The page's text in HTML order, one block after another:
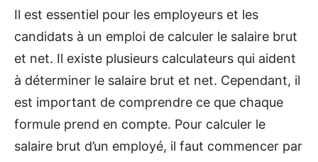
Il est essentiel pour les employeurs et les
candidats à un emploi de calculer le salaire brut
et net. Il existe plusieurs calculateurs qui aident
à déterminer le salaire brut et net. Cependant, il
est important de comprendre ce que chaque
formule prend en compte. Pour calculer le
salaire brut d’un employé, il faut commencer par